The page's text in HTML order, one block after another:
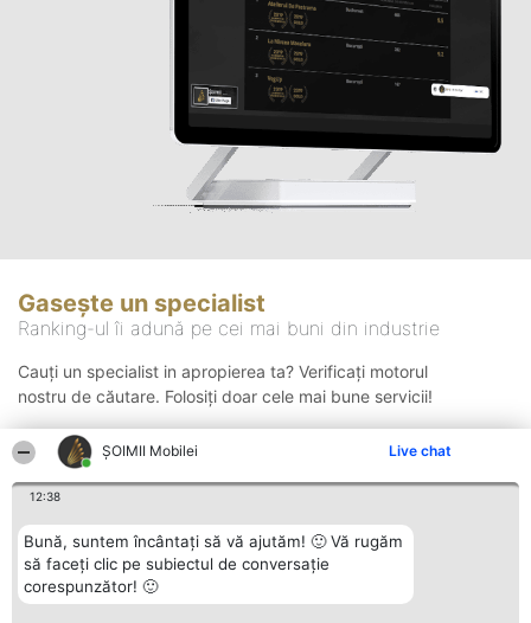
ȘOIMII Mobilei Live chat
12:38
Bună, suntem încântați să vă ajutăm! 🙂 Vă rugăm
să faceți clic pe subiectul de conversație
corespunzător! 🙂
Gasește un specialist
Ranking-ul îi adună pe cei mai buni din industrie
Cauți un specialist in apropierea ta? Verificați motorul
nostru de căutare. Folosiți doar cele mai bune servicii!